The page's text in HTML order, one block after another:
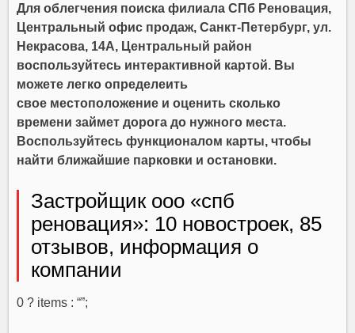
Для облегчения поиска филиала СПб Реновация,
Центральный офис продаж, Санкт‑Петербург, ул.
Некрасова, 14А, Центральный район
воспользуйтесь интерактивной картой. Вы
можете легко определеить
свое местоположение и оценить сколько
времени займет дорога до нужного места.
Воспользуйтесь функционалом карты, чтобы
найти ближайшие парковки и остановки.
Застройщик ооо «спб
реновация»: 10 новостроек, 85
отзывов, информация о
компании
0 ? items : “”;